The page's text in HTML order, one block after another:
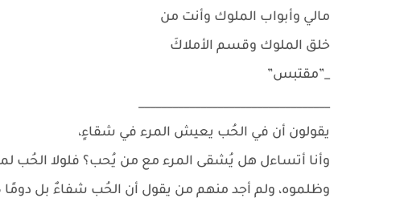
مالي وأبواب الملوك وأنت من
خلق الملوك وقسم الأملاكَ
_”مقتبس”
__________________________________
يقولون أن في الحُب يعيش المرء في شقاءٍ،
وأنا أتساءل هل يُشقى المرء مع من يُحب؟ فلولا الحُب
وظلموه، ولم أجد منهم من يقول أن الحُب شفاءٌ بل دومًا